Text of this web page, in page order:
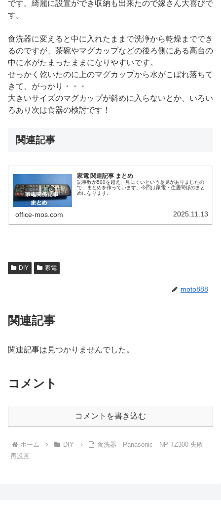
です。綺麗に設置ができ収納も出来たので嫁さん大喜びで
す。
食洗器に変えると中に入れたままで洗浄から乾燥まででき
るのですが、茶碗やマグカップなどの後ろ側にある高台の
中に水がたまったままになりやすいです。
せっかく乾いたのに上のマグカップから水がこぼれ落ちて
きて、がっかり・・・
大きいサイズのマグカップが斜めに入らないとか、いろい
ろあり次は食器の検討です！
関連記事
家電 関連記事 まとめ
記事数が500を超え、見にくいという意見がありましたの
で、まとめを作っています。今回は家電・住居関係のまと
めになります。
office-mos.com 2025.11.13
DIY 家電
moto888
関連記事
関連記事は見つかりませんでした。
コメント
コメントを書き込む
ホーム DIY
食洗器 Panasonic NP-TZ300 失敗
再設置